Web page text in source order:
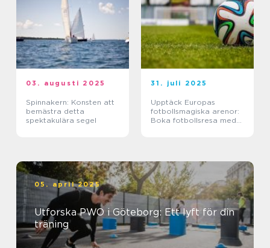
03. augusti 2025
Spinnakern: Konsten att
bemästra detta
spektakulära segel
31. juli 2025
Upptäck Europas
fotbollsmagiska arenor:
Boka fotbollsresa med
05. april 2025
Utforska PWO i Göteborg: Ett lyft för din
träning